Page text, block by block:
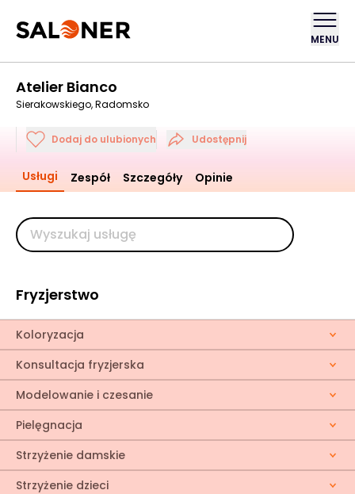
MENU
Atelier Bianco
Sierakowskiego, Radomsko
Dodaj do ulubionych Udostępnij
Usługi Zespół Szczegóły Opinie
Fryzjerstwo
Koloryzacja
Konsultacja fryzjerska
Modelowanie i czesanie
Pielęgnacja
Strzyżenie damskie
Strzyżenie dzieci